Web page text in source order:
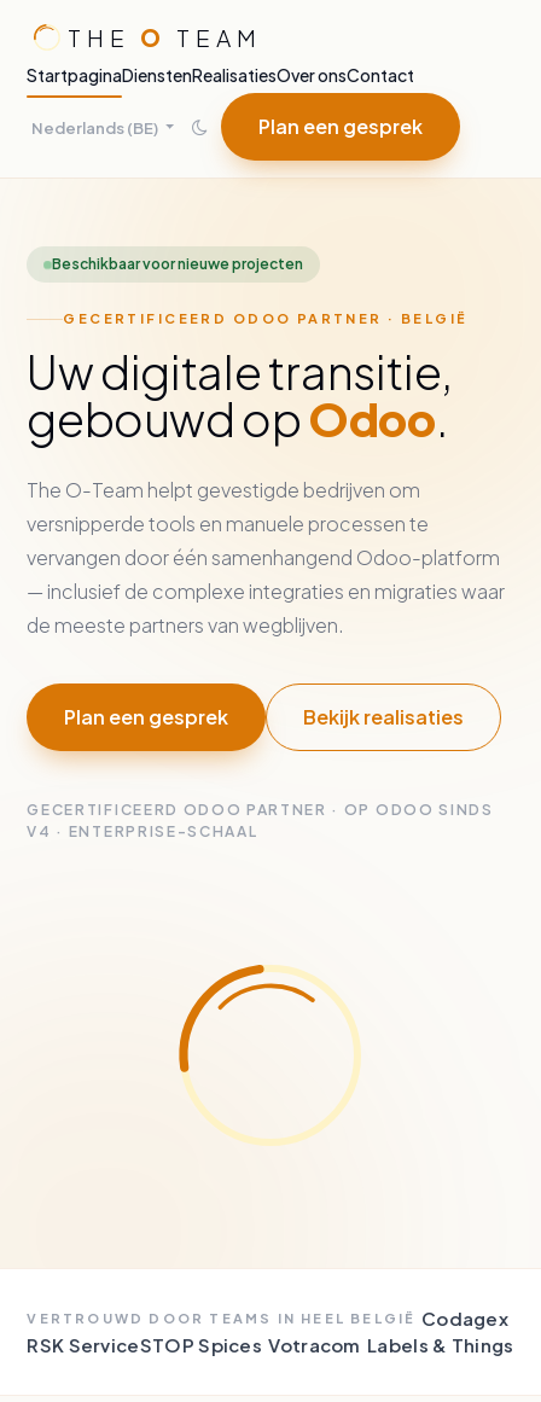
THE O TEAM
StartpaginaDienstenRealisatiesOver onsContact
Nederlands (BE) Plan een gesprek
Beschikbaar voor nieuwe projecten
GECERTIFICEERD ODOO PARTNER · BELGIË
Uw digitale transitie,
gebouwd opOdoo.
The O-Team helpt gevestigde bedrijven om
versnipperde tools en manuele processen te
vervangen door één samenhangend Odoo-platform
— inclusief de complexe integraties en migraties waar
de meeste partners van wegblijven.
Plan een gesprek Bekijk realisaties
GECERTIFICEERD ODOO PARTNER · OP ODOO SINDS
V4 · ENTERPRISE-SCHAAL
VERTROUWD DOOR TEAMS IN HEEL BELGIË
Codagex
RSK ServiceSTOP Spices Votracom Labels & Things